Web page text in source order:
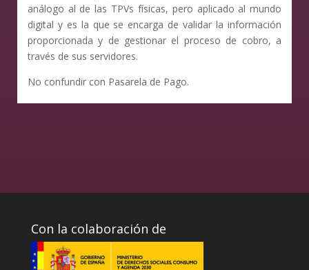
análogo al de las TPVs físicas, pero aplicado al mundo
digital y es la que se encarga de validar la información
proporcionada y de gestionar el proceso de cobro, a
través de sus servidores.
No confundir con Pasarela de Pago.
Con la colaboración de